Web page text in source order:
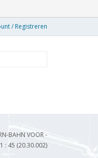
/ Registreren
BAHN VOOR -
: 45 (20.30.002)